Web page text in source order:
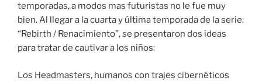
temporadas, a modos mas futuristas no le fue muy
bien. Al llegar a la cuarta y última temporada de la serie:
“Rebirth / Renacimiento”, se presentaron dos ideas
para tratar de cautivar a los niños:
Los Headmasters, humanos con trajes cibernéticos